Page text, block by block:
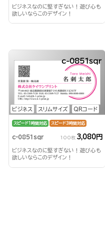
ビジネスなのに堅すぎない！遊び心も
欲しいならこのデザイン！
ビジネス スリムサイズ QRコード
c-0851sqr
スピード1時間対応 スピード3時間対応
c-0851sqr 100枚 3,080円
ビジネスなのに堅すぎない！遊び心も
欲しいならこのデザイン！